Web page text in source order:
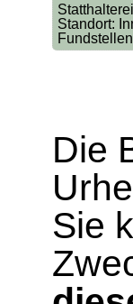
Standort:
Die
Sie